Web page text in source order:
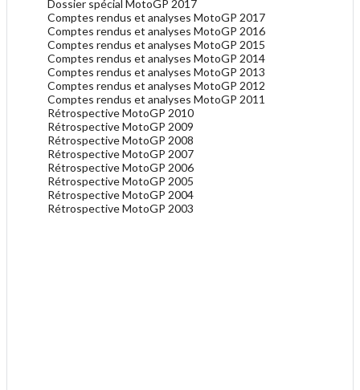
Dossier spécial MotoGP 2017
Comptes rendus et analyses MotoGP 2017
Comptes rendus et analyses MotoGP 2016
Comptes rendus et analyses MotoGP 2015
Comptes rendus et analyses MotoGP 2014
Comptes rendus et analyses MotoGP 2013
Comptes rendus et analyses MotoGP 2012
Comptes rendus et analyses MotoGP 2011
Rétrospective MotoGP 2010
Rétrospective MotoGP 2009
Rétrospective MotoGP 2008
Rétrospective MotoGP 2007
Rétrospective MotoGP 2006
Rétrospective MotoGP 2005
Rétrospective MotoGP 2004
Rétrospective MotoGP 2003